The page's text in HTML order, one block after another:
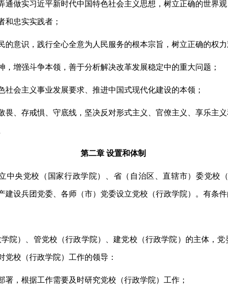
通做实习近平新时代中国特色社会主义思想，树立正确的世界
和忠实实践者；
的意识，践行全心全意为人民服务的根本宗旨，树立正确的权力
，增强斗争本领，善于分析解决改革发展稳定中的重大问题；
社会主义事业发展要求、推进中国式现代化建设的本领；
畏、存戒惧、守底线，坚决反对形式主义、官僚主义、享乐主
第二章 设置和体制
中央党校（国家行政学院）、省（自治区、直辖市）委党校
设兵团党委、各师（市）党委设立党校（行政学院）。有条
院）、管党校（行政学院）、建党校（行政学院）的主体，
党校（行政学院）工作的领导：
署，根据工作需要及时研究党校（行政学院）工作；